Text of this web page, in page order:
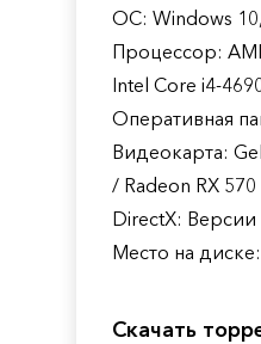
ОС: Windows
Процессор:
Intel Core i4-
Оперативная
Видеокарта:
/ Radeon RX 570
DirectX: Версии
Место на
Скачать